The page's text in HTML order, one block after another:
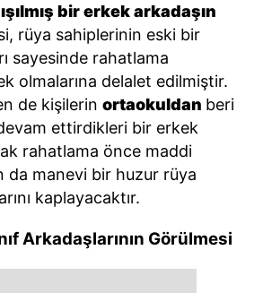
bir erkek arkadaşın
rüya sahiplerinin eski bir
sayesinde rahatlama
olmalarına delalet edilmiştir.
de kişilerin ortaokuldan beri
devam ettirdikleri bir erkek
rahatlama önce maddi
da manevi bir huzur rüya
kaplayacaktır.
Arkadaşlarının Görülmesi